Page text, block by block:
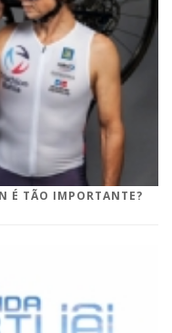
É TÃO IMPORTANTE?